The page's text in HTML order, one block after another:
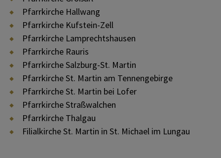
Pfarrkirche Hallwang
Pfarrkirche Kufstein-Zell
Pfarrkirche Lamprechtshausen
Pfarrkirche Rauris
Pfarrkirche Salzburg-St. Martin
Pfarrkirche St. Martin am Tennengebirge
Pfarrkirche St. Martin bei Lofer
Pfarrkirche Straßwalchen
Pfarrkirche Thalgau
Filialkirche St. Martin in St. Michael im Lungau